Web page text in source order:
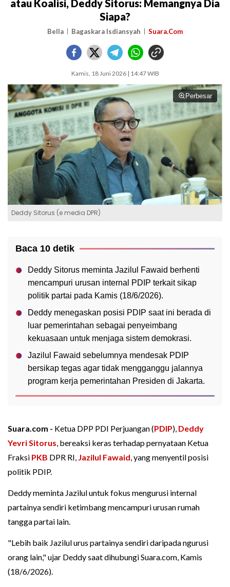
atau Koalisi, Deddy Sitorus: Memangnya Dia
Siapa?
Bella Bagaskara Isdiansyah Suara.Com
Kamis, 18 Juni 2026 | 14:47 WIB
Perbesar
Deddy Sitorus (e media DPR)
Baca 10 detik
Deddy Sitorus meminta Jazilul Fawaid berhenti
mencampuri urusan internal PDIP terkait sikap
politik partai pada Kamis (18/6/2026).
Deddy menegaskan posisi PDIP saat ini berada di
luar pemerintahan sebagai penyeimbang
kekuasaan untuk menjaga sistem demokrasi.
Jazilul Fawaid sebelumnya mendesak PDIP
bersikap tegas agar tidak mengganggu jalannya
program kerja pemerintahan Presiden di Jakarta.
Suara.com - Ketua DPP PDI Perjuangan (PDIP), Deddy
Yevri Sitorus, bereaksi keras terhadap pernyataan Ketua
Fraksi PKB DPR RI, Jazilul Fawaid, yang menyentil posisi
politik PDIP.
Deddy meminta Jazilul untuk fokus mengurusi internal
partainya sendiri ketimbang mencampuri urusan rumah
tangga partai lain.
"Lebih baik Jazilul urus partainya sendiri daripada ngurusi
orang lain," ujar Deddy saat dihubungi Suara.com, Kamis
(18/6/2026).